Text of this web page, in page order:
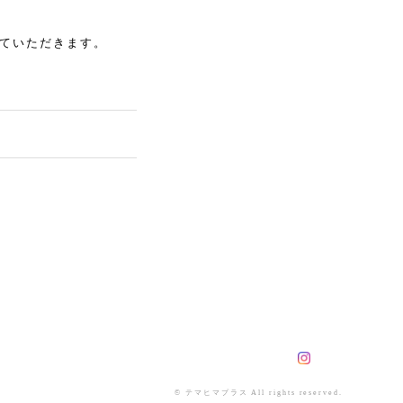
いただきます。
© テマヒマプラス All rights reserved.